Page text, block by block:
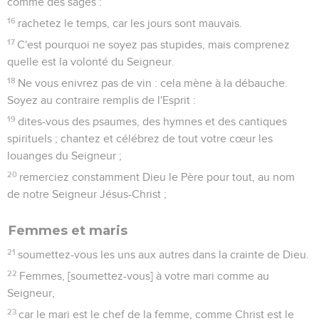
16 rachetez le temps, car les jours sont mauvais.
17 C'est pourquoi ne soyez pas stupides, mais comprenez
quelle est la volonté du Seigneur.
18 Ne vous enivrez pas de vin : cela mène à la débauche.
Soyez au contraire remplis de l'Esprit :
19 dites-vous des psaumes, des hymnes et des cantiques
spirituels ; chantez et célébrez de tout votre cœur les
louanges du Seigneur ;
20 remerciez constamment Dieu le Père pour tout, au nom
de notre Seigneur Jésus-Christ ;
Femmes et maris
21 soumettez-vous les uns aux autres dans la crainte de Dieu.
22 Femmes, [soumettez-vous] à votre mari comme au
Seigneur,
23 car le mari est le chef de la femme, comme Christ est le